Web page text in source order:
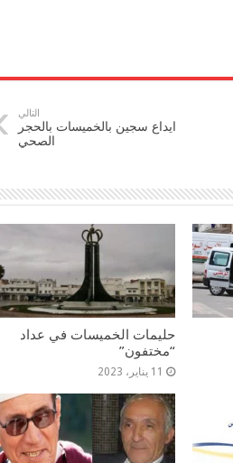
التالي
ايداع سجين بالخميسات بالحجر
الصحي
حليمات الخميسات في عداد
“مختفون”
11 يناير، 2023